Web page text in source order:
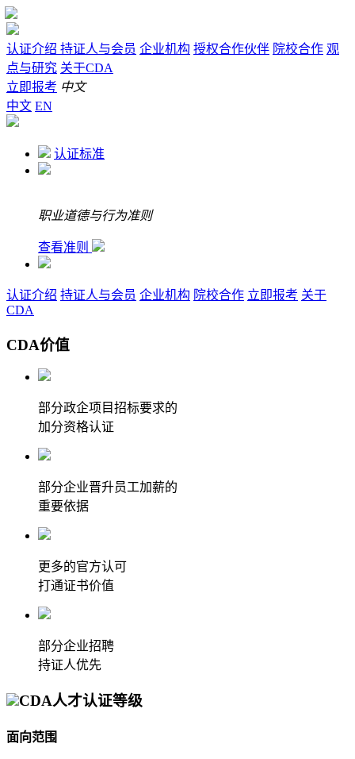
认证介绍 持证人与会员 企业机构 授权合作伙伴 院校合作 观
点与研究 关于CDA
立即报考 中文
中文 EN
认证标准
职业道德与行为准则
查看准则
认证介绍 持证人与会员 企业机构 院校合作 立即报考 关于
CDA
CDA价值
部分政企项目招标要求的
加分资格认证
部分企业晋升员工加薪的
重要依据
更多的官方认可
打通证书价值
部分企业招聘
持证人优先
CDA人才认证等级
面向范围